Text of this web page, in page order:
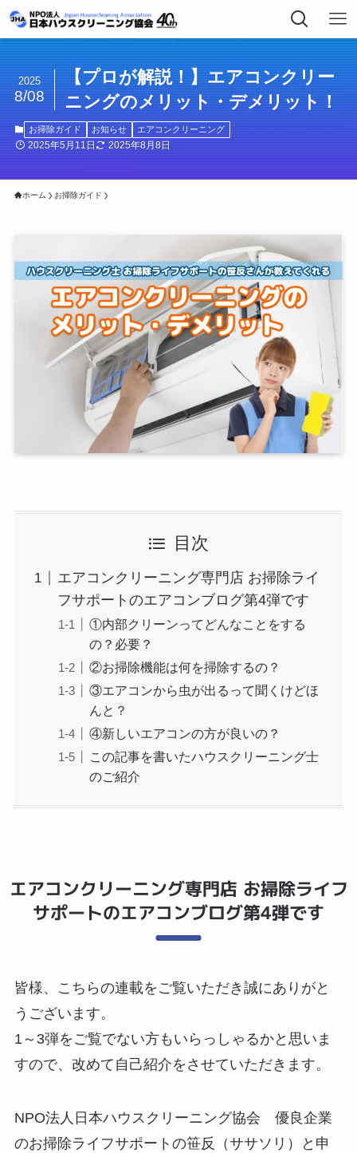
【プロが解説！】エアコンクリー
ニングのメリット・デメリット！
2025
8/08
お掃除ガイド お知らせ エアコンクリーニング
2025年5月11日 2025年8月8日
ホーム お掃除ガイド
目次
エアコンクリーニング専門店 お掃除ライ
フサポートのエアコンブログ第4弾です
①内部クリーンってどんなことをする
の？必要？
②お掃除機能は何を掃除するの？
③エアコンから虫が出るって聞くけどほ
んと？
④新しいエアコンの方が良いの？
この記事を書いたハウスクリーニング士
のご紹介
エアコンクリーニング専門店 お掃除ライフ
サポートのエアコンブログ第4弾です
皆様、こちらの連載をご覧いただき誠にありがと
うございます。
1～3弾をご覧でない方もいらっしゃるかと思いま
すので、改めて自己紹介をさせていただきます。
NPO法人日本ハウスクリーニング協会 優良企業
のお掃除ライフサポートの笹反（ササソリ）と申